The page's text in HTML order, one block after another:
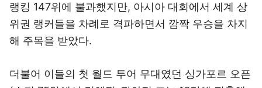
랭킹 147위에 불과했지만, 아시아 대회에서 세계 상
위권 랭커들을 차례로 격파하면서 깜짝 우승을 차지
해 주목을 받았다.
더불어 이들의 첫 월드 투어 무대였던 싱가포르 오픈